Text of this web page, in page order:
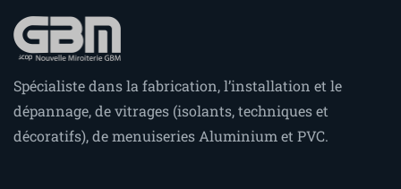
Spécialiste dans la fabrication, l’installation et le
dépannage, de vitrages (isolants, techniques et
décoratifs), de menuiseries Aluminium et PVC.